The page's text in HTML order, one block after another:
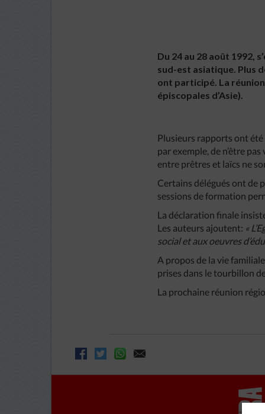
Du 24 au 28 août 1992,
sud-est asiatique. Plus
ont participé. La
épiscopales d’Asie).
Plusieurs rapports ont été
par exemple, de n’être
entre prêtres et laïcs ne
Certains délégués ont de
sessions de formation
La déclaration finale
Les auteurs ajoutent: «
social et aux oeuvres
A propos de la vie
prises dans le tourbillon
La prochaine réunion